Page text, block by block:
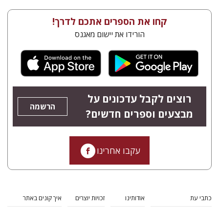
קחו את הספרים אתכם לדרך!
הורידו את יישום מאגנס
רוצים לקבל עדכונים על
מבצעים וספרים חדשים?
הרשמה
עקבו אחרינו
כתבי עת
אודותינו
זכויות יוצרים
איך קונים באתר